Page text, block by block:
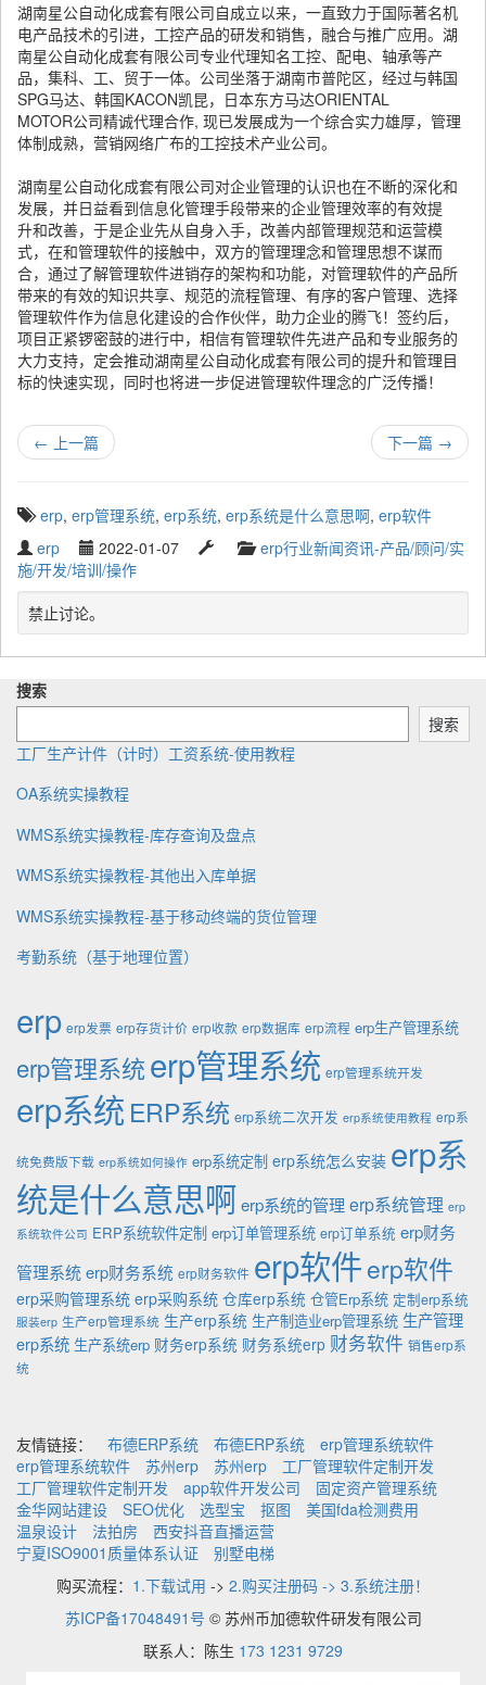
湖南星公自动化成套有限公司自成立以来，一直致力于国际著名机
电产品技术的引进，工控产品的研发和销售，融合与推广应用。湖
南星公自动化成套有限公司专业代理知名工控、配电、轴承等产
品，集科、工、贸于一体。公司坐落于湖南市普陀区，经过与韩国
SPG马达、韩国KACON凯昆，日本东方马达ORIENTAL
MOTOR公司精诚代理合作, 现已发展成为一个综合实力雄厚，管理
体制成熟，营销网络广布的工控技术产业公司。
湖南星公自动化成套有限公司对企业管理的认识也在不断的深化和
发展，并日益看到信息化管理手段带来的企业管理效率的有效提
升和改善，于是企业先从自身入手，改善内部管理规范和运营模
式，在和管理软件的接触中，双方的管理理念和管理思想不谋而
合，通过了解管理软件进销存的架构和功能，对管理软件的产品所
带来的有效的知识共享、规范的流程管理、有序的客户管理、选择
管理软件作为信息化建设的合作伙伴，助力企业的腾飞！签约后，
项目正紧锣密鼓的进行中，相信有管理软件先进产品和专业服务的
大力支持，定会推动湖南星公自动化成套有限公司的提升和管理目
标的快速实现，同时也将进一步促进管理软件理念的广泛传播！
← 上一篇 下一篇 →
T
g
g
e
d
t
h
erp, erp管理系统, erp系统, erp系统是什么意思啊, erp软件
W
r
i
t
t
e
n
b
erp
P
u
b
i
s
2022-01-07
s
u
p
e
C
t
g
o
erp行业新闻资讯-产品/顾问/实
施/开发/培训/操作
禁止讨论。
搜索
搜索
工厂生产计件（计时）工资系统-使用教程
OA系统实操教程
WMS系统实操教程-库存查询及盘点
WMS系统实操教程-其他出入库单据
WMS系统实操教程-基于移动终端的货位管理
考勤系统（基于地理位置）
erp erp发票 erp存货计价 erp收款 erp数据库 erp流程 erp生产管理系统
erp管理系统erp管理系统 erp管理系统开发
erp系统 ERP系统 erp系统二次开发 erp系统使用教程 erp系
统免费版下载 erp系统如何操作 erp系统定制 erp系统怎么安装 erp系
统是什么意思啊erp系统的管理erp系统管理 erp
系统软件公司 ERP系统软件定制 erp订单管理系统 erp订单系统 erp财务
管理系统erp财务系统 erp财务软件 erp软件erp软件
erp采购管理系统 erp采购系统 仓库erp系统 仓管Erp系统 定制erp系统
服装erp 生产erp管理系统 生产erp系统 生产制造业erp管理系统 生产管理
erp系统 生产系统erp 财务erp系统 财务系统erp 财务软件 销售erp系
统
友情链接： 布德ERP系统 布德ERP系统
erp管理系统软件
erp管理系统软件
苏州erp 苏州erp
工厂管理软件定制开发
工厂管理软件定制开发
app软件开发公司
固定资产管理系统
金华网站建设
SEO优化 选型宝 抠图
美国fda检测费用
温泉设计
法拍房
西安抖音直播运营
宁夏ISO9001质量体系认证
别墅电梯
购买流程： 1.下载试用 -> 2.购买注册码 -> 3.系统注册！
苏ICP备17048491号 © 苏州币加德软件研发有限公司
联系人：陈生 173 1231 9729